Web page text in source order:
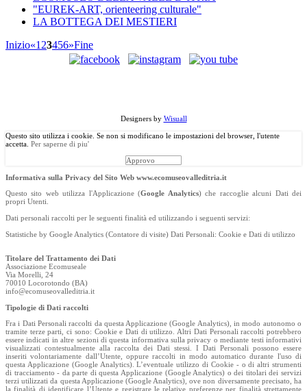
"EUREK-ART, orienteering culturale"
LA BOTTEGA DEI MESTIERI
Inizio«1 23456»Fine
Designers by Wisuall
Questo sito utilizza i cookie. Se non si modificano le impostazioni del browser, l'utente
accetta. Per saperne di piu'
Approvo
Informativa sulla Privacy del Sito Web www.ecomuseovalleditria.it
Questo sito web utilizza l'Applicazione (Google Analytics) che raccoglie alcuni Dati dei
propri Utenti.
Dati personali raccolti per le seguenti finalità ed utilizzando i seguenti servizi:
Statistiche by Google Analytics (Contatore di visite) Dati Personali: Cookie e Dati di utilizzo
Titolare del Trattamento dei Dati
Associazione Ecomuseale
Via Morelli, 24
70010 Locorotondo (BA)
info@ecomuseovalleditria.it
Tipologie di Dati raccolti
Fra i Dati Personali raccolti da questa Applicazione (Google Analytics), in modo autonomo o
tramite terze parti, ci sono: Cookie e Dati di utilizzo. Altri Dati Personali raccolti potrebbero
essere indicati in altre sezioni di questa informativa sulla privacy o mediante testi informativi
visualizzati contestualmente alla raccolta dei Dati stessi. I Dati Personali possono essere
inseriti volontariamente dall’Utente, oppure raccolti in modo automatico durante l'uso di
questa Applicazione (Google Analytics). L’eventuale utilizzo di Cookie - o di altri strumenti
di tracciamento - da parte di questa Applicazione (Google Analytics) o dei titolari dei servizi
terzi utilizzati da questa Applicazione (Google Analytics), ove non diversamente precisato, ha
la finalità di identificare l’Utente e registrare le relative preferenze per finalità strettamente